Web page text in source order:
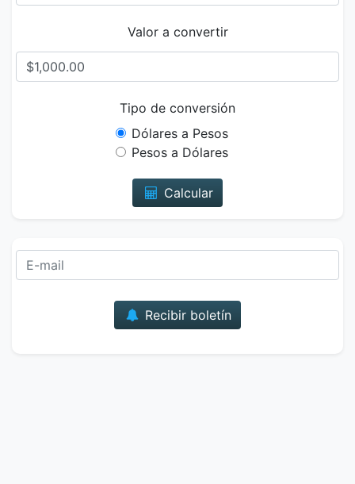
Valor a convertir
Tipo de conversión
Dólares a Pesos
Pesos a Dólares
Calcular
Recibir boletín